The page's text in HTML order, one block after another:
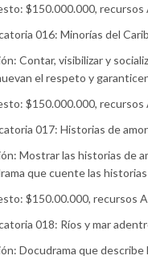
$150.000.000, recursos
016: Minorías del
Contar, visibilizar y
el respeto y
$150.000.000, recursos
017: Historias de
Mostrar las historias de
que cuente las
$150.00.000, recursos
018: Ríos y mar
Docudrama que